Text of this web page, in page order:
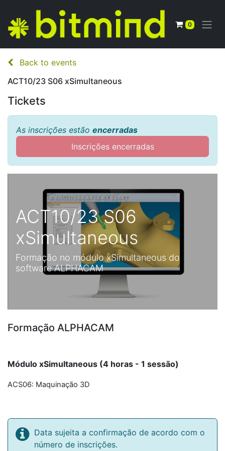
0
Back to events
ACT10/23 S06 xSimultaneous
Tickets
As inscrições estão encerradas
Inscrições encerradas
ACT10/23 S06
xSimultaneous
Formação no módulo xSimultaneous do
software ALPHACAM
Formação ALPHACAM
Módulo xSimultaneous (4 horas - 1 sessão)
ACS06: Maquinação 3D
Data sujeita a confirmação de acordo com o
número de inscrições.